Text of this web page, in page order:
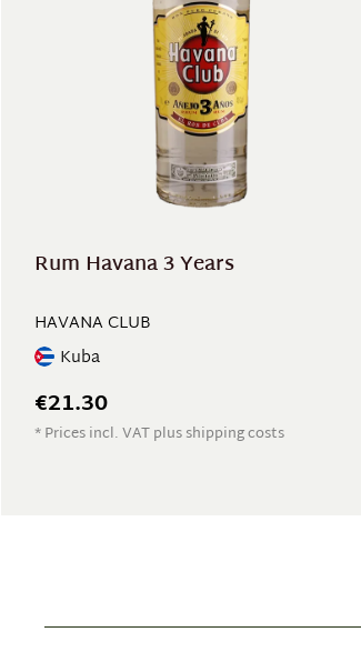
Rum Havana 3 Years
HAVANA CLUB
Kuba
€21.30
* Prices incl. VAT plus shipping costs